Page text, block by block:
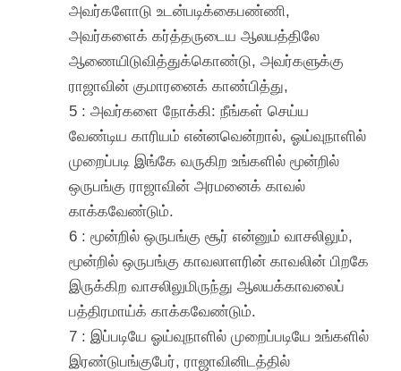
அவர்களோடு உடன்படிக்கைபண்ணி,
அவர்களைக் கர்த்தருடைய ஆலயத்திலே
ஆணையிடுவித்துக்கொண்டு, அவர்களுக்கு
ராஜாவின் குமாரனைக் காண்பித்து,
5 : அவர்களை நோக்கி: நீங்கள் செய்ய
வேண்டிய காரியம் என்னவென்றால், ஓய்வுநாளில்
முறைப்படி இங்கே வருகிற உங்களில் மூன்றில்
ஒருபங்கு ராஜாவின் அரமனைக் காவல்
காக்கவேண்டும்.
6 : மூன்றில் ஒருபங்கு சூர் என்னும் வாசலிலும்,
மூன்றில் ஒருபங்கு காவலாளரின் காவலின் பிறகே
இருக்கிற வாசலிலுமிருந்து ஆலயக்காவலைப்
பத்திரமாய்க் காக்கவேண்டும்.
7 : இப்படியே ஓய்வுநாளில் முறைப்படியே உங்களில்
இரண்டுபங்குபேர், ராஜாவினிடத்தில்